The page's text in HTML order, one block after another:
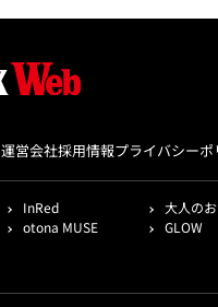
運営会社採用情報プライバシー
InRed
大人の
otona MUSE
GLOW